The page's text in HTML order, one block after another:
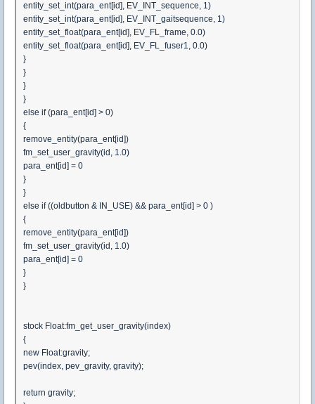
entity_set_int(para_ent[id], EV_INT_sequence, 1)
entity_set_int(para_ent[id], EV_INT_gaitsequence, 1)
entity_set_float(para_ent[id], EV_FL_frame, 0.0)
entity_set_float(para_ent[id], EV_FL_fuser1, 0.0)
}
}
}
}
else if (para_ent[id] > 0)
{
remove_entity(para_ent[id])
fm_set_user_gravity(id, 1.0)
para_ent[id] = 0
}
}
else if ((oldbutton & IN_USE) && para_ent[id] > 0 )
{
remove_entity(para_ent[id])
fm_set_user_gravity(id, 1.0)
para_ent[id] = 0
}
}
stock Float:fm_get_user_gravity(index)
{
new Float:gravity;
pev(index, pev_gravity, gravity);
return gravity;